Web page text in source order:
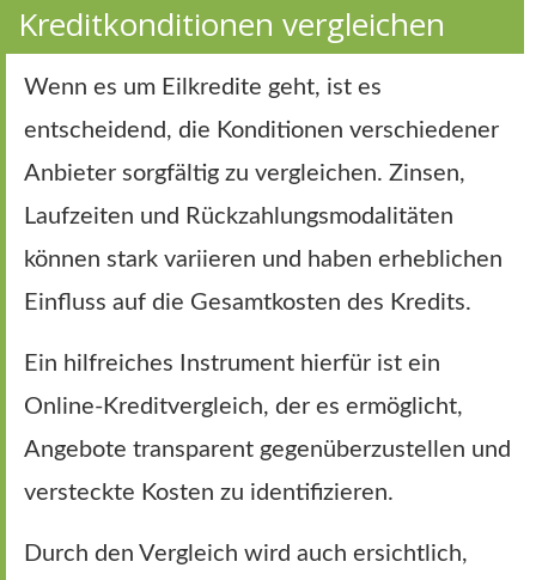
Kreditkonditionen vergleichen
Wenn es um Eilkredite geht, ist es
entscheidend, die Konditionen verschiedener
Anbieter sorgfältig zu vergleichen. Zinsen,
Laufzeiten und Rückzahlungsmodalitäten
können stark variieren und haben erheblichen
Einfluss auf die Gesamtkosten des Kredits.
Ein hilfreiches Instrument hierfür ist ein
Online-Kreditvergleich, der es ermöglicht,
Angebote transparent gegenüberzustellen und
versteckte Kosten zu identifizieren.
Durch den Vergleich wird auch ersichtlich,